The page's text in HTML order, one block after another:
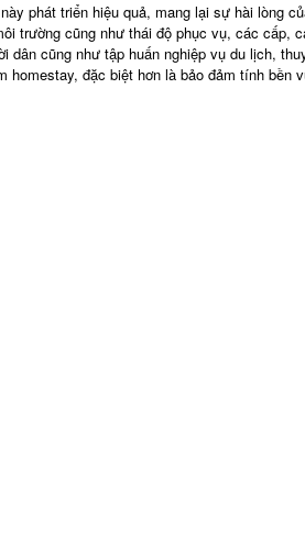
phát triển hiệu quả, mang lại sự hài lòng
trường cũng như thái độ phục vụ, các cấp,
dân cũng như tập huấn nghiệp vụ du lịch,
homestay, đặc biệt hơn là bảo đảm tính bền